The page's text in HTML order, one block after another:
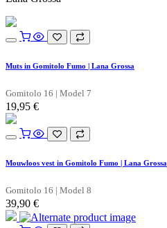
Muts in Gomitolo Fumo | Lana Grossa
Gomitolo 16 | Model 7
19,95 €
Mouwloos vest in Gomitolo Fumo | Lana Grossa
Gomitolo 16 | Model 8
39,90 €